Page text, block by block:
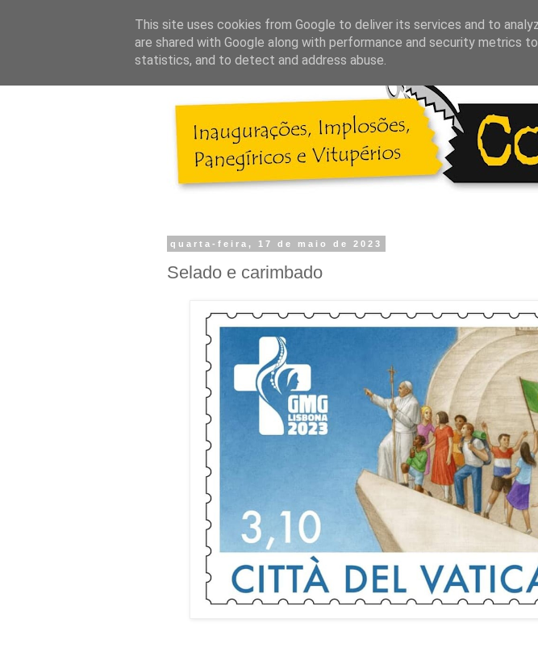
quarta-feira, 17 de maio de 2023
Selado e carimbado
This site uses cookies from Google to deliver its services and to
are shared with Google along with performance and security metrics
statistics, and to detect and address abuse.